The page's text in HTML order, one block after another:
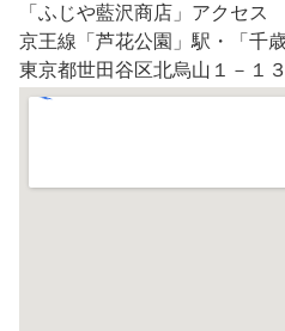
「ふじや藍沢商店」アクセス
京王線「芦花公園」駅・「千
東京都世田谷区北烏山１－１３